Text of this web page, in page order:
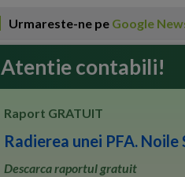
Urmareste-ne pe Google
Atentie contabili!
Raport GRATUIT
Radierea unei PFA.
Descarca raportul gratuit